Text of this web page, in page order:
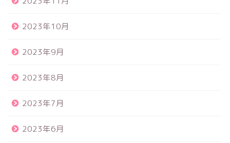
2023年10月
2023年9月
2023年8月
2023年7月
2023年6月